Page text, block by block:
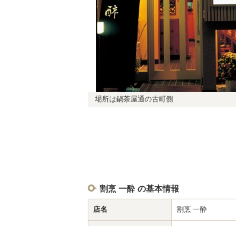
場所は鍋茶屋通の古町側
割烹 一酔 の基本情報
店名 割烹 一酔